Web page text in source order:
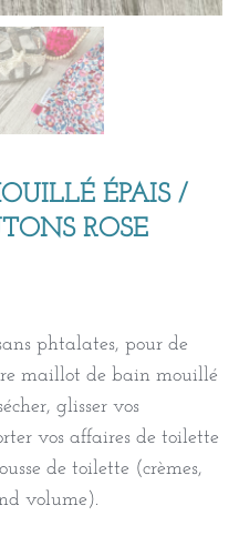
ÉPAIS /
ROSE
phtalates, pour de
maillot de bain mouillé
glisser vos
vos affaires de toilette
de toilette (crèmes,
volume).